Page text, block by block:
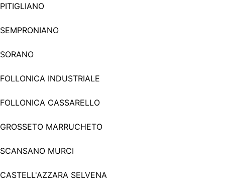
PITIGLIANO
SEMPRONIANO
SORANO
FOLLONICA INDUSTRIALE
FOLLONICA CASSARELLO
GROSSETO MARRUCHETO
SCANSANO MURCI
CASTELL'AZZARA SELVENA